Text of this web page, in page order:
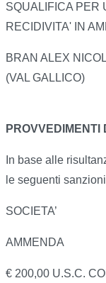
SQUALIFICA PER
RECIDIVITA' IN
BRAN ALEX
(VAL GALLICO)
PROVVEDIMENTI
In base alle
le seguenti
SOCIETA’
AMMENDA
€ 200,00 U.S.C.